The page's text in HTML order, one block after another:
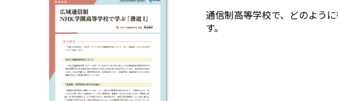
通信制高等学校で、どのよう
す。